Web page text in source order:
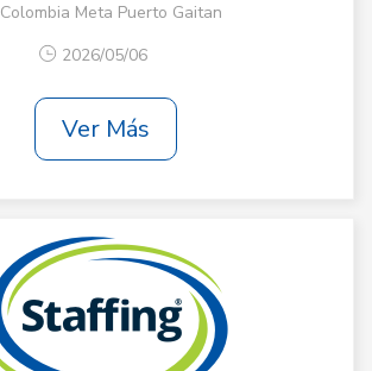
Colombia Meta Puerto Gaitan
2026/05/06
Ver Más